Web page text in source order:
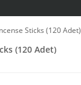
Sticks (120 Adet)
(120 Adet)